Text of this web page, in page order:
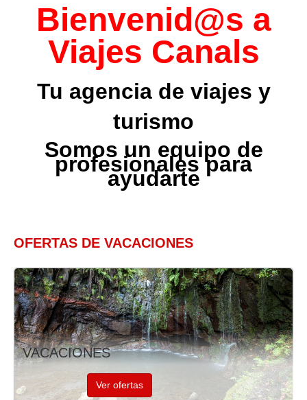
Bienvenid@s a
Viajes Canals
Tu agencia de viajes y
turismo
Somos un equipo de
profesionales para
ayudarte
OFERTAS DE VACACIONES
VACACIONES
Ver ofertas